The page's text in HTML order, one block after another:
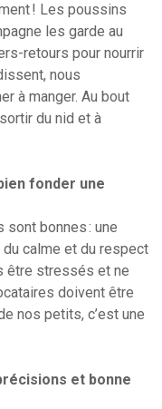
! Les poussins
les garde au
retours pour nourrir
nous
à manger. Au bout
du nid et à
fonder une
bonnes : une
calme et du respect
être stressés et ne
doivent être
nos petits, c’est une
et bonne